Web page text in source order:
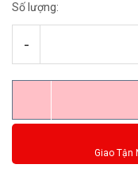
Số lượng:
-
Giao Tận